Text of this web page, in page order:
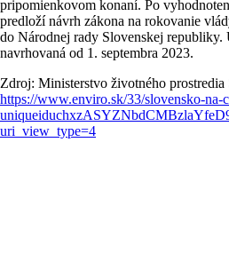
pripomienkovom konaní. Po
predloží návrh zákona na rokovanie
do Národnej rady Slovenskej republiky.
navrhovaná od 1. septembra 2023.
Zdroj: Ministerstvo životného prostredia
https://www.enviro.sk/33/slovensko-na-
uri_view_type=4